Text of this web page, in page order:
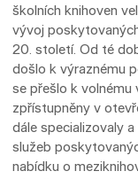
školních knihoven
vývoj
20. století. Od té
došlo k výraznému
se přešlo k volnému
zpřístupněny v
dále specializovaly
služeb
nabídku o